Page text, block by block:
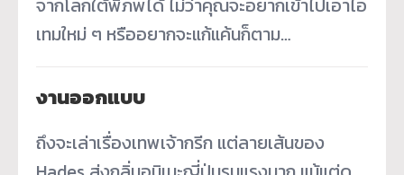
จากโลกใต้พิภพได้ ไม่ว่าคุณจะอยากเข้าไปเอาไอ
เทมใหม่ ๆ หรืออยากจะแก้แค้นก็ตาม…
งานออกแบบ
ถึงจะเล่าเรื่องเทพเจ้ากรีก แต่ลายเส้นของ